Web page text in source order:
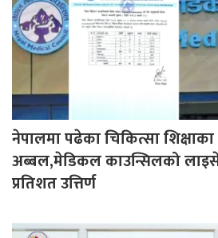
नेपालमा पढेका चिकित्सा शिक्षाका
अब्बल,मेडिकल काउन्सिलको
प्रतिशत उत्तिर्ण